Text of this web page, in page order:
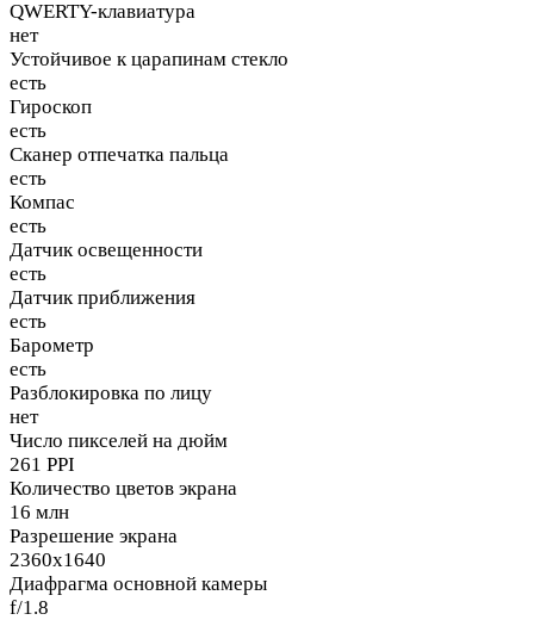
QWERTY-клавиатура
нет
Устойчивое к царапинам стекло
есть
Гироскоп
есть
Сканер отпечатка пальца
есть
Компас
есть
Датчик освещенности
есть
Датчик приближения
есть
Барометр
есть
Разблокировка по лицу
нет
Число пикселей на дюйм
261 PPI
Количество цветов экрана
16 млн
Разрешение экрана
2360x1640
Диафрагма основной камеры
f/1.8